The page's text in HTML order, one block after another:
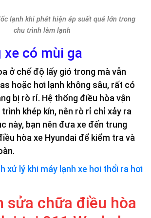
lạnh khi phát hiện áp suất quá lớn trong
chu trình làm lạnh
xe có mùi ga
ở chế độ lấy gió trong mà vẫn
hoặc hơi lạnh không sâu, rất có
bị rò rỉ. Hệ thống điều hòa vận
khép kín, nên rò rỉ chỉ xảy ra
này, bạn nên đưa xe đến trung
hòa xe Hyundai để kiểm tra và
xử lý khi máy lạnh xe hơi thổi ra hơi
sửa chữa điều hòa